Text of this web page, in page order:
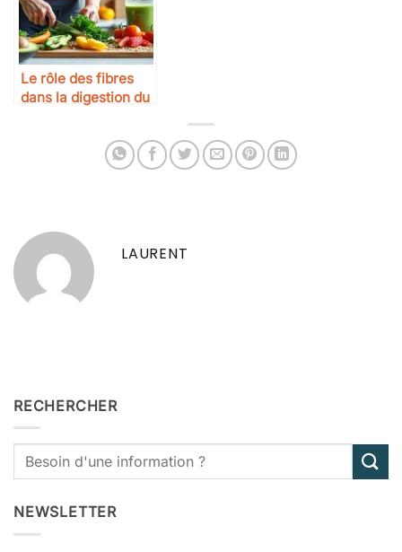
Le rôle des fibres
dans la digestion du
LAURENT
RECHERCHER
NEWSLETTER